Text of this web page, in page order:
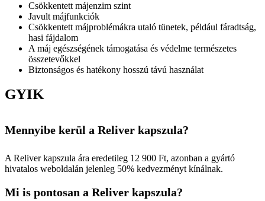
Csökkentett májenzim szint
Javult májfunkciók
Csökkentett májproblémákra utaló tünetek, például fáradtság,
hasi fájdalom
A máj egészségének támogatása és védelme természetes
összetevőkkel
Biztonságos és hatékony hosszú távú használat
GYIK
Mennyibe kerül a Reliver kapszula?
A Reliver kapszula ára eredetileg 12 900 Ft, azonban a gyártó
hivatalos weboldalán jelenleg 50% kedvezményt kínálnak.
Mi is pontosan a Reliver kapszula?